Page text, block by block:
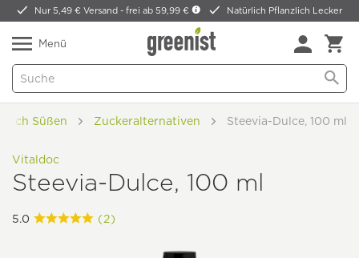
Nur 5,49 € Versand -frei ab 59,99 € Natürlich Pflanzlich Lecker
Menü
Süßen Zuckeralternativen Steevia-Dulce, 100 ml
Vitaldoc
Steevia-Dulce, 100 ml
5.0 (2)